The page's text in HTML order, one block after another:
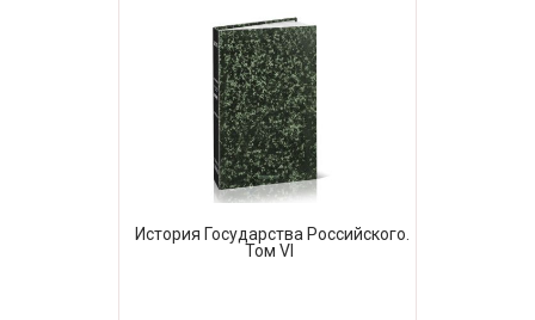
История Государства Российского.
Том VI